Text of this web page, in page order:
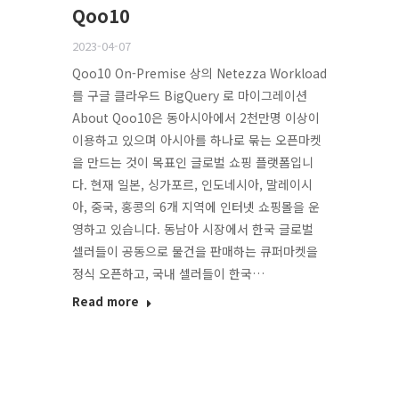
Qoo10
2023-04-07
Qoo10 On-Premise 상의 Netezza Workload
를 구글 클라우드 BigQuery 로 마이그레이션
About Qoo10은 동아시아에서 2천만명 이상이
이용하고 있으며 아시아를 하나로 묶는 오픈마켓
을 만드는 것이 목표인 글로벌 쇼핑 플랫폼입니
다. 현재 일본, 싱가포르, 인도네시아, 말레이시
아, 중국, 홍콩의 6개 지역에 인터넷 쇼핑몰을 운
영하고 있습니다. 동남아 시장에서 한국 글로벌
셀러들이 공동으로 물건을 판매하는 큐퍼마켓을
정식 오픈하고, 국내 셀러들이 한국…
Read more